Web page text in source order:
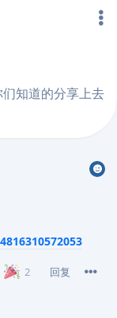
知道的分享上去
2
回复